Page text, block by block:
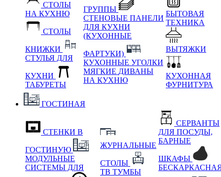
СТОЛЫ
НА КУХНЮ
СТОЛЫ
КНИЖКИ
СТУЛЬЯ ДЛЯ
КУХНИ
ТАБУРЕТЫ
ГРУППЫ
СТЕНОВЫЕ ПАНЕЛИ
ДЛЯ КУХНИ
(КУХОННЫЕ
ФАРТУКИ)
КУХОННЫЕ УГОЛКИ
МЯГКИЕ ДИВАНЫ
НА КУХНЮ
БЫТОВАЯ
ТЕХНИКА
ВЫТЯЖКИ
КУХОННАЯ
ФУРНИТУРА
ГОСТИНАЯ
СТЕНКИ В
ГОСТИНУЮ
МОДУЛЬНЫЕ
СИСТЕМЫ ДЛЯ
ЖУРНАЛЬНЫЕ
СТОЛЫ
ТВ ТУМБЫ
СЕРВАНТЫ
ДЛЯ ПОСУДЫ,
БАРНЫЕ
ШКАФЫ